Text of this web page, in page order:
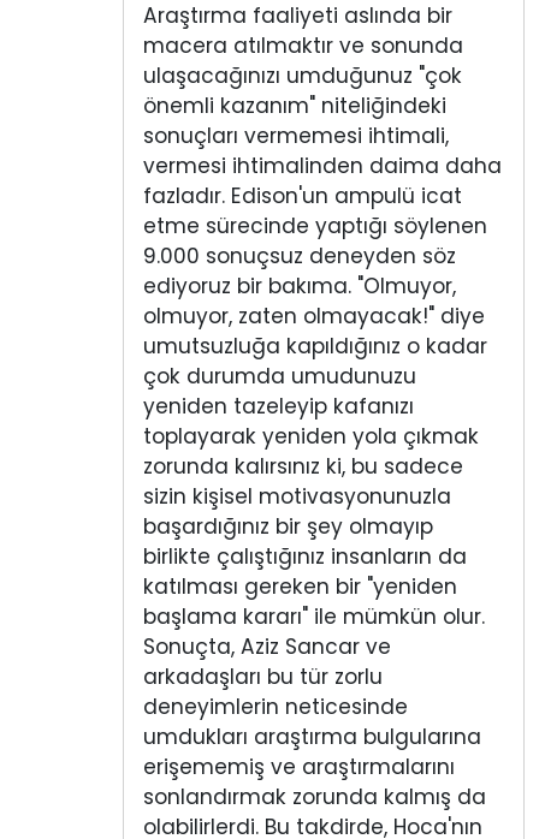
Araştırma faaliyeti aslında bir
macera atılmaktır ve sonunda
ulaşacağınızı umduğunuz "çok
önemli kazanım" niteliğindeki
sonuçları vermemesi ihtimali,
vermesi ihtimalinden daima daha
fazladır. Edison'un ampulü icat
etme sürecinde yaptığı söylenen
9.000 sonuçsuz deneyden söz
ediyoruz bir bakıma. "Olmuyor,
olmuyor, zaten olmayacak!" diye
umutsuzluğa kapıldığınız o kadar
çok durumda umudunuzu
yeniden tazeleyip kafanızı
toplayarak yeniden yola çıkmak
zorunda kalırsınız ki, bu sadece
sizin kişisel motivasyonunuzla
başardığınız bir şey olmayıp
birlikte çalıştığınız insanların da
katılması gereken bir "yeniden
başlama kararı" ile mümkün olur.
Sonuçta, Aziz Sancar ve
arkadaşları bu tür zorlu
deneyimlerin neticesinde
umdukları araştırma bulgularına
erişememiş ve araştırmalarını
sonlandırmak zorunda kalmış da
olabilirlerdi. Bu takdirde, Hoca'nın